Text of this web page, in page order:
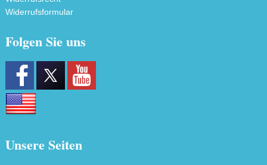
Widerrufsformular
Folgen Sie uns
Unsere Seiten